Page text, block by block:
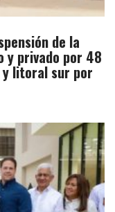
de la
y privado por 48
y litoral sur por